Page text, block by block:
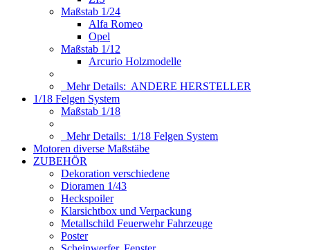
Maßstab 1/24
Alfa Romeo
Opel
Maßstab 1/12
Arcurio Holzmodelle
Mehr Details: ANDERE HERSTELLER
1/18 Felgen System
Maßstab 1/18
Mehr Details: 1/18 Felgen System
Motoren diverse Maßstäbe
ZUBEHÖR
Dekoration verschiedene
Dioramen 1/43
Heckspoiler
Klarsichtbox und Verpackung
Metallschild Feuerwehr Fahrzeuge
Poster